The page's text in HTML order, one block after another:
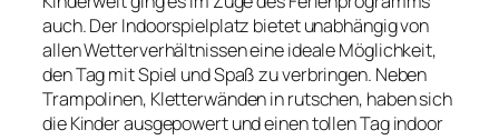
auch. Der Indoorspielplatz bietet unabhängig von
allen Wetterverhältnissen eine ideale Möglichkeit,
den Tag mit Spiel und Spaß zu verbringen. Neben
Trampolinen, Kletterwänden in rutschen, haben sich
die Kinder ausgepowert und einen tollen Tag indoor